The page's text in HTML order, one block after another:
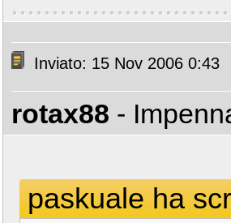
Inviato: 15 Nov 2006 0:43
rotax88 -
paskuale ha